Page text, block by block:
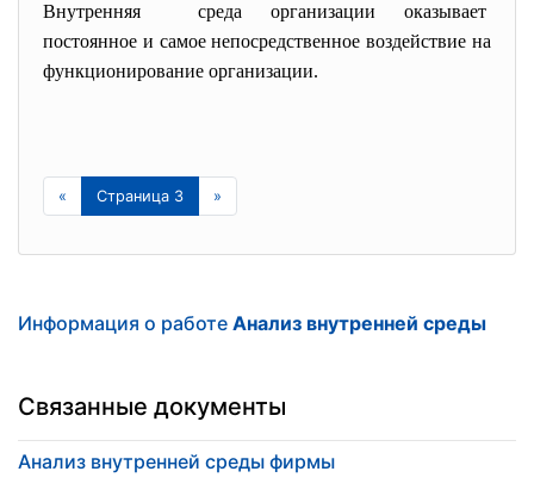
Внутренняя среда организации оказывает
постоянное и самое непосредственное воздействие на
функционирование организации.
« Страница 3 »
Информация о работе Анализ внутренней среды
Связанные документы
Анализ внутренней среды фирмы